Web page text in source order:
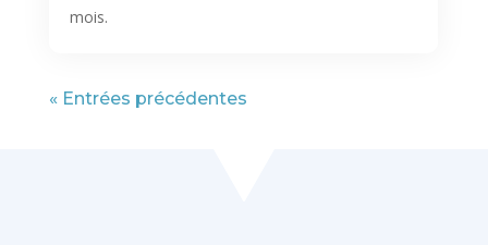
mois.
« Entrées précédentes